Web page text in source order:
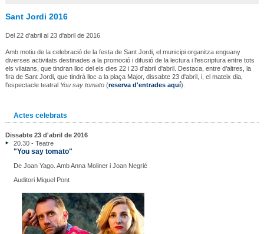
Sant Jordi 2016
Del 22 d'abril al 23 d'abril de 2016
Amb motiu de la celebració de la festa de Sant Jordi, el municipi organitza enguany
diverses activitats destinades a la promoció i difusió de la lectura i l'escriptura entre tots
els vilatans, que tindran lloc del els dies 22 i 23 d'abril d'abril. Destaca, entre d’altres, la
fira de Sant Jordi, que tindrà lloc a la plaça Major, dissabte 23 d'abril, i, el mateix dia,
l'espectacle teatral You say tomato(reserva d'entrades aquí).
Actes celebrats
Dissabte 23 d'abril de 2016
20.30 - Teatre
"You say tomato"
De Joan Yago. Amb Anna Moliner i Joan Negrié
Auditori Miquel Pont